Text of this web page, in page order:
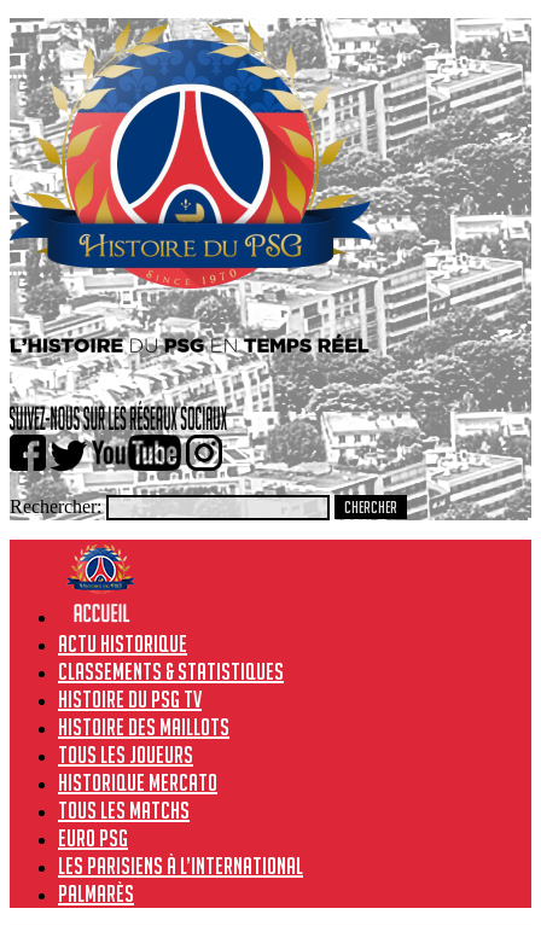
Rechercher:
Actu historique
Classements & Statistiques
Histoire du PSG TV
Histoire des maillots
Tous les joueurs
Historique Mercato
Tous les matchs
Euro PSG
Les Parisiens à l’international
Palmarès